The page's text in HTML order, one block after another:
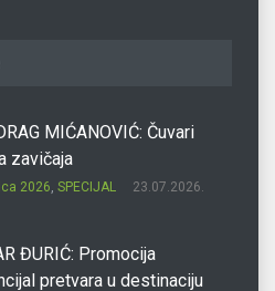
MIĆANOVIĆ: Čuvari
zavičaja
2026, SPECIJAL 23.07.2026.
ĐURIĆ: Promocija
pretvara u destinaciju